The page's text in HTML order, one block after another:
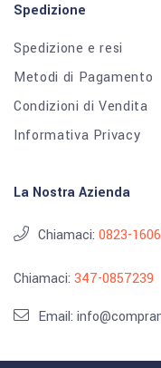
Spedizione
Spedizione e resi
Metodi di Pagamento
Condizioni di Vendita
Informativa Privacy
La Nostra Azienda
Chiamaci: 0823-
Chiamaci: 347-0857239
Email: